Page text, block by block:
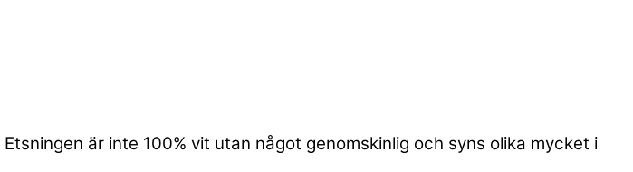
är inte 100% vit utan något genomskinlig och syns olika mycket i